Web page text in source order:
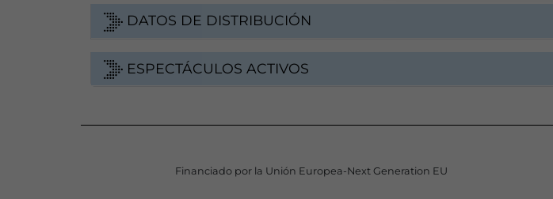
DATOS DE DISTRIBUCIÓN
ESPECTÁCULOS ACTIVOS
Financiado por la Unión Europea-Next Generation EU